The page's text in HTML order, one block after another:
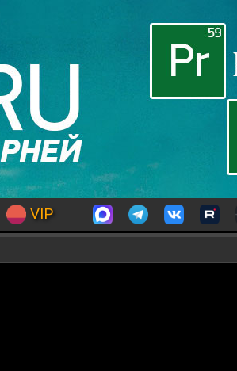
VIP